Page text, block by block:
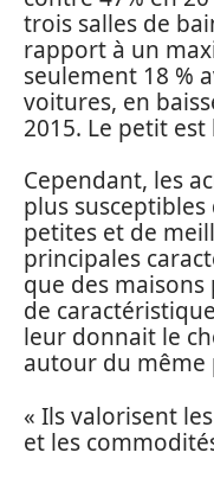
trois salles de
rapport à un
seulement 18 %
voitures, en
2015. Le petit est
Cependant, les
plus
petites et de
principales
que des
de
leur donnait le
autour du même
« Ils valorisent
et les